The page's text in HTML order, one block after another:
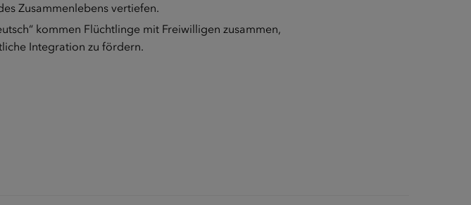
Zusammenlebens vertiefen.
kommen Flüchtlinge mit Freiwilligen zusammen,
Integration zu fördern.